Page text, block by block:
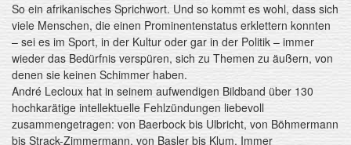
So ein afrikanisches Sprichwort. Und so kommt es wohl, dass sich
viele Menschen, die einen Prominentenstatus erklettern konnten
– sei es im Sport, in der Kultur oder gar in der Politik – immer
wieder das Bedürfnis verspüren, sich zu Themen zu äußern, von
denen sie keinen Schimmer haben.
André Lecloux hat in seinem aufwendigen Bildband über 130
hochkarätige intellektuelle Fehlzündungen liebevoll
zusammengetragen: von Baerbock bis Ulbricht, von Böhmermann
bis Strack-Zimmermann, von Basler bis Klum. Immer